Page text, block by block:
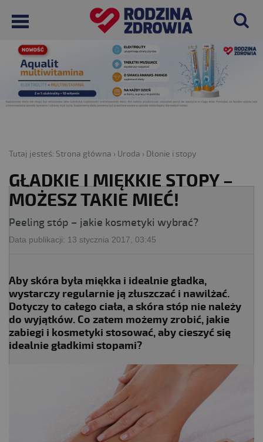
Tutaj jesteś: Strona główna › Uroda › Dłonie i stopy
GŁADKIE I MIĘKKIE STOPY –
MOŻESZ TAKIE MIEĆ!
Peeling stóp – jakie kosmetyki wybrać?
Data publikacji: 13 stycznia 2017, 03:45
Aby skóra była miękka i idealnie gładka,
wystarczy regularnie ją złuszczać i nawilżać.
Dotyczy to całego ciała, a skóra stóp nie należy
do wyjątków. Co zatem możemy zrobić, jakie
zabiegi i kosmetyki stosować, aby cieszyć się
idealnie gładkimi stopami?